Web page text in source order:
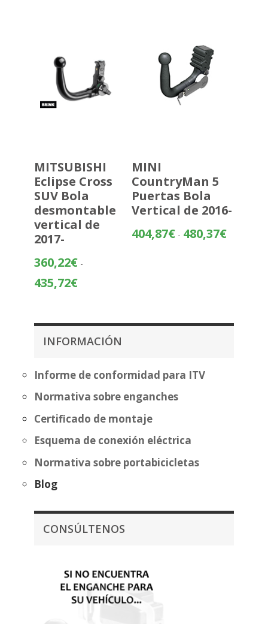
MITSUBISHI
Eclipse Cross
SUV Bola
desmontable
vertical de
2017-
360,22€ -
435,72€Rango
desde
hasta
MINI
CountryMan 5
Puertas Bola
Vertical de 2016-
404,87€ - 480,37€Rango
INFORMACIÓN
Informe de conformidad para ITV
Normativa sobre enganches
Certificado de montaje
Esquema de conexión eléctrica
Normativa sobre portabicicletas
Blog
CONSÚLTENOS